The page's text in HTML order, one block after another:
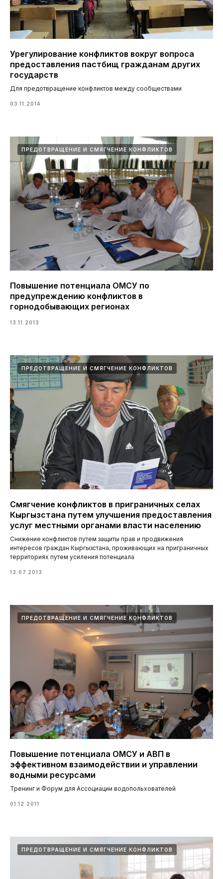
Урегулирование конфликтов вокруг вопроса
предоставления пастбищ гражданам других
государств
Для предотвращение конфликтов между сообществами
03.11.2014
ПРЕДОТВРАЩЕНИЕ И СМЯГЧЕНИЕ КОНФЛИКТОВ
Повышение потенциала ОМСУ по
предупреждению конфликтов в
горнодобывающих регионах
13.11.2013
ПРЕДОТВРАЩЕНИЕ И СМЯГЧЕНИЕ КОНФЛИКТОВ
Смягчение конфликтов в приграничных селах
Кыргызстана путем улучшения предоставления
услуг местными органами власти населению
Снижение конфликтов путем защиты прав и продвижения
интересов граждан Кыргызстана, проживающих на приграничных
территориях путем усиления потенциала
13.07.2013
ПРЕДОТВРАЩЕНИЕ И СМЯГЧЕНИЕ КОНФЛИКТОВ
Повышение потенциала ОМСУ и АВП в
эффективном взаимодействии и управлении
водными ресурсами
Тренинг и Форум для Ассоциации водопольхователей
01.12.2011
ПРЕДОТВРАЩЕНИЕ И СМЯГЧЕНИЕ КОНФЛИКТОВ